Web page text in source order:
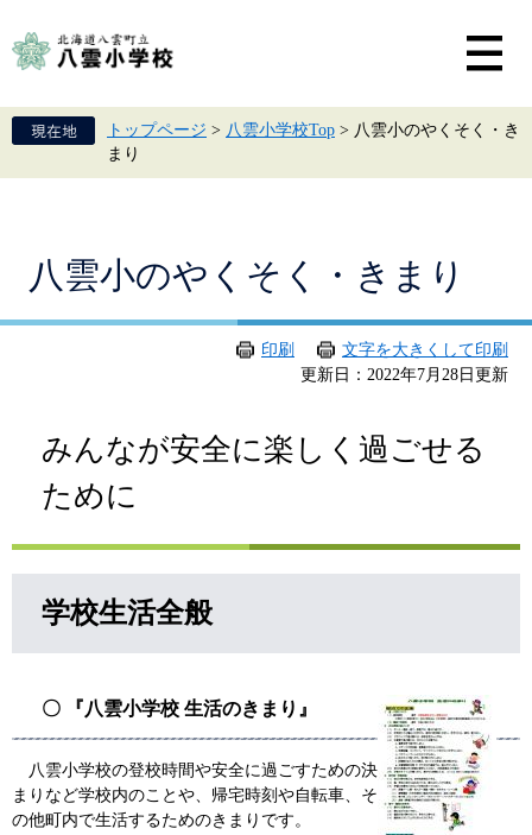
ジ
頭
で
ュ
飛
ば
て
トップページ > 八雲小学校Top > 八雲小のやくそく・き
まり
八雲小のやくそく・きまり
印刷
文字を大きくして印刷
更新日：2022年7月28日更新
みんなが安全に楽しく過ごせる
ために
学校生活全般
〇 『八雲小学校 生活のきまり​』​
八雲小学校の登校時間や安全に過ごすための決
まりなど学校内のことや、帰宅時刻や自転車、そ
の他町内で生活するためのきまりです。